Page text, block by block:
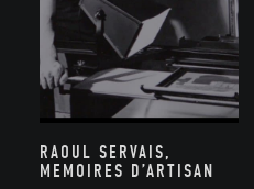
RAOUL SERVAIS,
MEMOIRES D’ARTISAN